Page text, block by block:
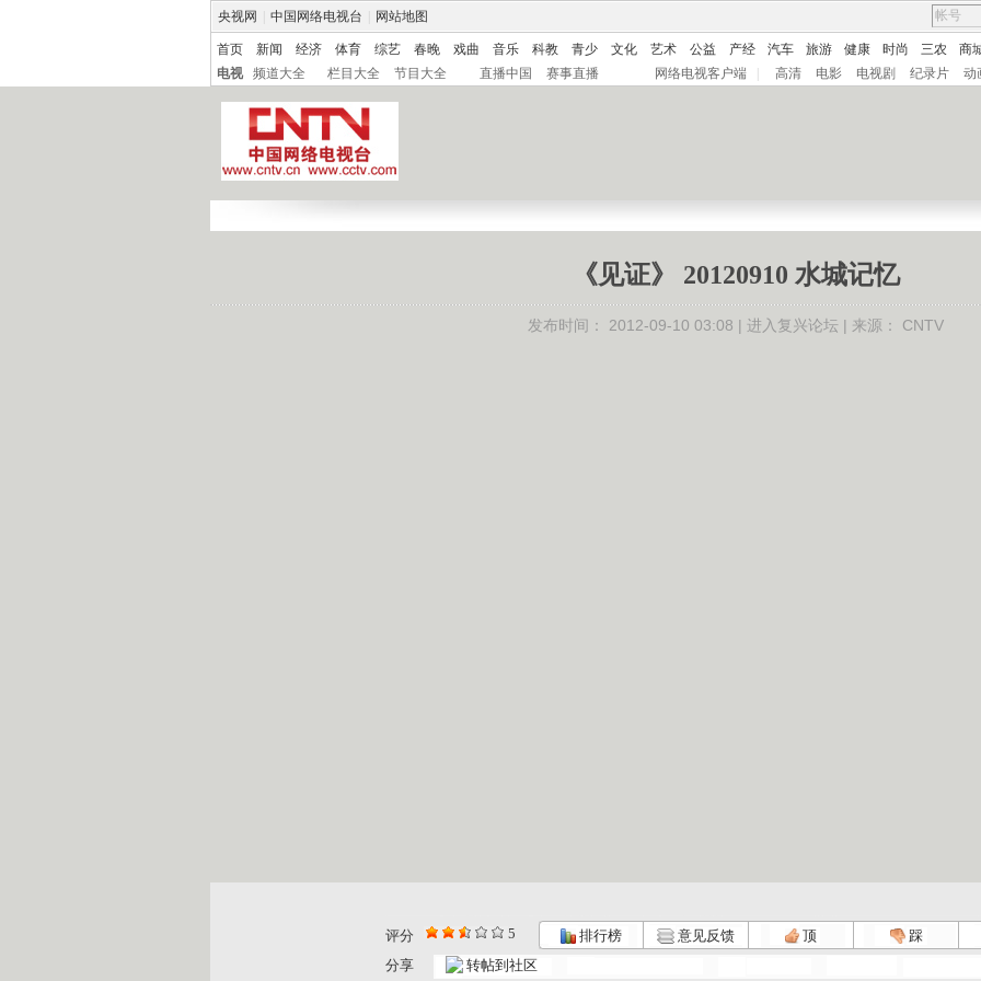
央视网 中国网络电视台 网站地图
首页 新闻 经济 体育 综艺 春晚 戏曲 音乐 科教 青少 文化 艺术 公益 产经 汽车 旅游 健康 时尚 三农
商
电视
频道大全 栏目大全 节目大全 直播中国 赛事直播 网络电视客户端 高清 电影 电视剧 纪录片 动
《见证》 20120910 水城记忆
发布时间： 2012-09-10 03:08 | 进入复兴论坛 | 来源： CNTV
评分 5 排行榜 意见反馈 顶
踩
分享
转帖到社区